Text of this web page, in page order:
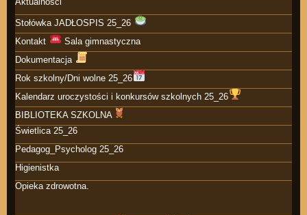
Stołówka JADŁOSPIS 25_26
Kontakt
Sala gimnastyczna
Dokumentacja
Rok szkolny/Dni wolne 25_26
Kalendarz uroczystości i konkursów szkolnych 25_26
BIBLIOTEKA SZKOLNA
Świetlica 25_26
Pedagog_Psycholog 25_26
Higienistka
Opieka zdrowotna.